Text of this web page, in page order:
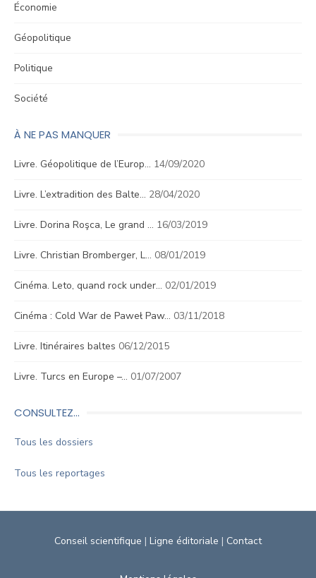
Économie
Géopolitique
Politique
Société
À NE PAS MANQUER
Livre. Géopolitique de l’Europ… 14/09/2020
Livre. L’extradition des Balte… 28/04/2020
Livre. Dorina Roşca, Le grand … 16/03/2019
Livre. Christian Bromberger, L… 08/01/2019
Cinéma. Leto, quand rock under… 02/01/2019
Cinéma : Cold War de Paweł Paw… 03/11/2018
Livre. Itinéraires baltes 06/12/2015
Livre. Turcs en Europe –… 01/07/2007
CONSULTEZ…
Tous les dossiers
Tous les reportages
Conseil scientifique | Ligne éditoriale | Contact